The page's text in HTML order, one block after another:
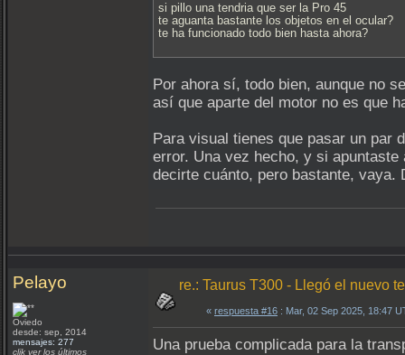
si pillo una tendria que ser la Pro 45
te aguanta bastante los objetos en el ocular?
te ha funcionado todo bien hasta ahora?
Por ahora sí, todo bien, aunque no
así que aparte del motor no es que
Para visual tienes que pasar un par
error. Una vez hecho, y si
decirte cuánto, pero bastante, vaya.
Pelayo
Oviedo
desde: sep, 2014
mensajes: 277
clik ver los últimos
re.: Taurus T300 - Llegó el nuevo
« respuesta #16 : Mar, 02 Sep 2025, 18:47
Una prueba complicada para la